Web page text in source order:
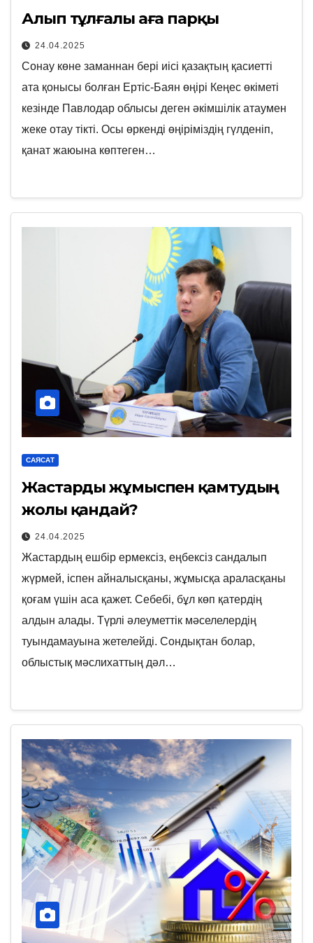
Алып тұлғалы аға парқы
24.04.2025
Сонау көне заманнан бері иісі қазақтың қасиетті
ата қонысы болған Ертіс-Баян өңірі Кеңес өкіметі
кезінде Павлодар облысы деген әкімшілік атаумен
жеке отау тікті. Осы өркенді өңіріміздің гүлденіп,
қанат жаюына көптеген…
САЯСАТ
Жастарды жұмыспен қамтудың
жолы қандай?
24.04.2025
Жастардың ешбір ермексіз, еңбексіз сандалып
жүрмей, іспен айналысқаны, жұмысқа араласқаны
қоғам үшін аса қажет. Себебі, бұл көп қатердің
алдын алады. Түрлі әлеуметтік мәселелердің
туындамауына жетелейді. Сондықтан болар,
облыстық мәслихаттың дәл…